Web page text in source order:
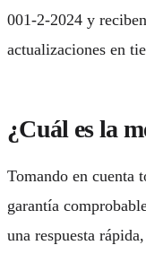
001-2-2024 y
actualizaciones en
¿Cuál es la
Tomando en cuenta
garantía
una respuesta